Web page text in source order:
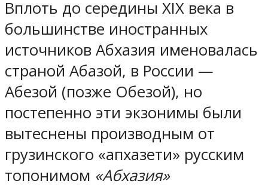
Вплоть до середины XIX века в
большинстве иностранных
источников Абхазия именовалась
страной Абазой, в России —
Абезой (позже Обезой), но
постепенно эти экзонимы были
вытеснены производным от
грузинского «апхазети» русским
топонимом «Абхазия»